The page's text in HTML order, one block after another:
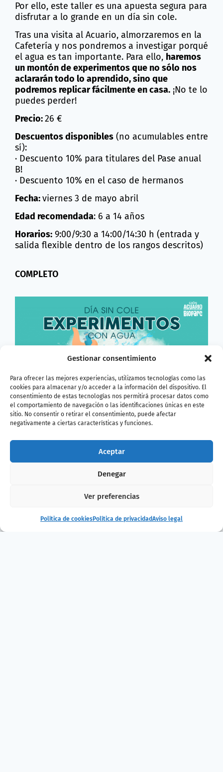
Gestionar consentimiento
Para ofrecer las mejores experiencias, utilizamos tecnologías como las
cookies para almacenar y/o acceder a la información del dispositivo. El
consentimiento de estas tecnologías nos permitirá procesar datos como
el comportamiento de navegación o las identificaciones únicas en este
sitio. No consentir o retirar el consentimiento, puede afectar
negativamente a ciertas características y funciones.
Aceptar
Denegar
Ver preferencias
Política de cookiesPolítica de privacidadAviso legal
Por ello, este taller es una apuesta segura para
disfrutar a lo grande en un día sin cole.
Tras una visita al Acuario, almorzaremos en la
Cafetería y nos pondremos a investigar porqué
el agua es tan importante. Para ello, haremos
un montón de experimentos que no sólo nos
aclararán todo lo aprendido, sino que
podremos replicar fácilmente en casa. ¡No te lo
puedes perder!
Precio:26 €
Descuentos disponibles (no acumulables entre
sí):
· Descuento 10% para titulares del Pase anual
B!
· Descuento 10% en el caso de hermanos
Fecha:viernes 3 de mayo abril
Edad recomendada: 6 a 14 años
Horarios: 9:00/9:30 a 14:00/14:30 h (entrada y
salida flexible dentro de los rangos descritos)
COMPLETO
¿Te ha gustado
la noticia?